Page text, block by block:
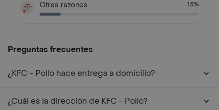
Otras razones 13%
Preguntas frecuentes
¿KFC - Pollo hace entrega a domicilio?
¿Cuál es la dirección de KFC - Pollo?